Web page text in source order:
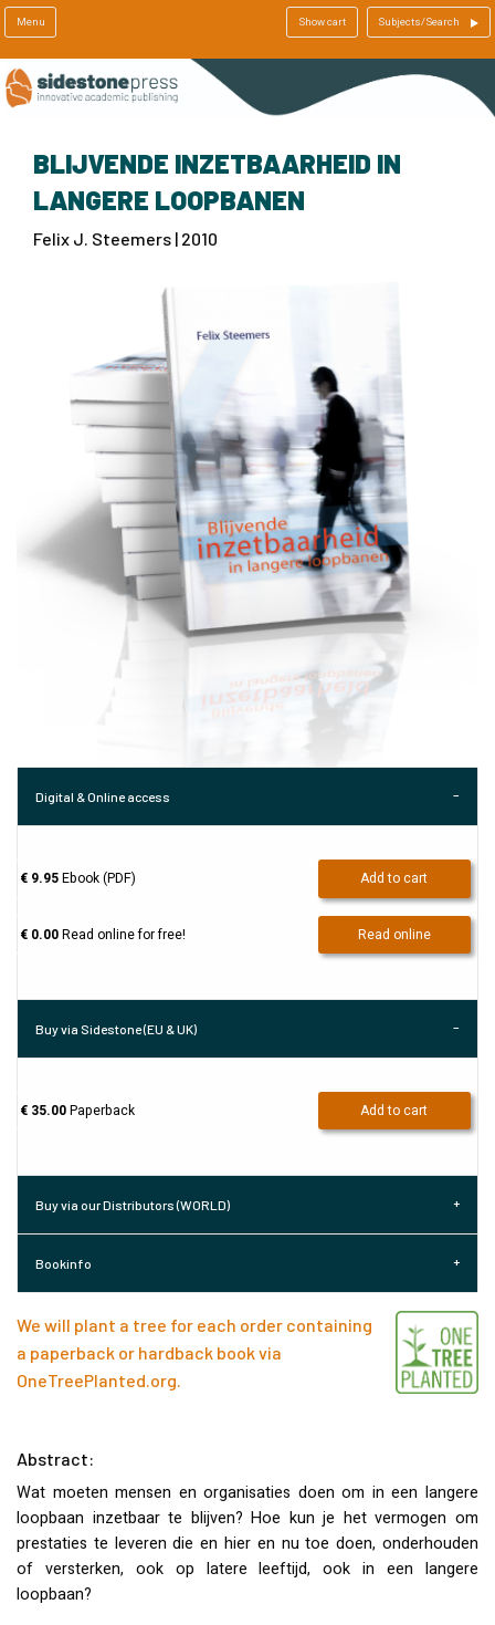
Menu Show cart Subjects/Search
BLIJVENDE INZETBAARHEID IN
LANGERE LOOPBANEN
Felix J. Steemers | 2010
Digital & Online access
€ 9.95Ebook (PDF) Add to cart
€ 0.00Read online for free! Read online
Buy via Sidestone (EU & UK)
€ 35.00Paperback Add to cart
Buy via our Distributors (WORLD)
Bookinfo
We will plant a tree for each order containing
a paperback or hardback book via
OneTreePlanted.org.
Abstract:
Wat moeten mensen en organisaties doen om in een langere
loopbaan inzetbaar te blijven? Hoe kun je het vermogen om
prestaties te leveren die en hier en nu toe doen, onderhouden
of versterken, ook op latere leeftijd, ook in een langere
loopbaan?